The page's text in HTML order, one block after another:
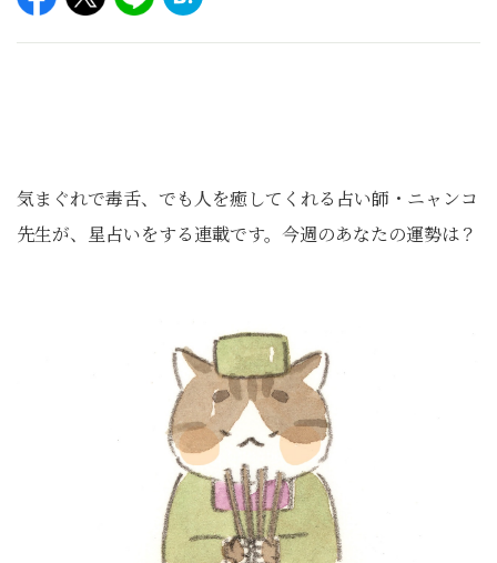
気まぐれで毒舌、でも人を癒してくれる占い師・ニャンコ
先生が、星占いをする連載です。今週のあなたの運勢は？